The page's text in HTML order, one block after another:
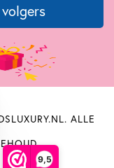
9,5
ALLE